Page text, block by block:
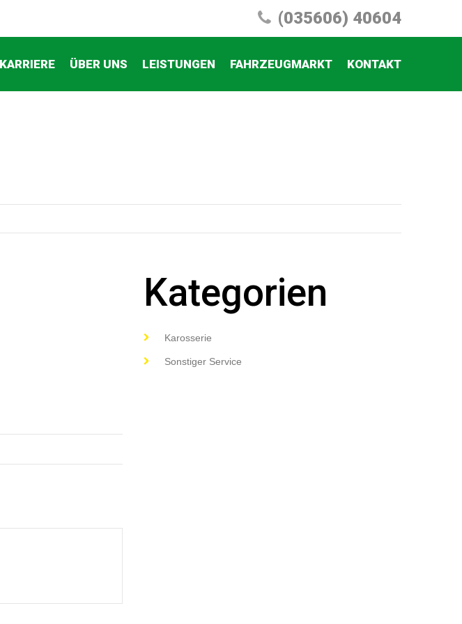
(035606) 40604
KARRIERE ÜBER UNS LEISTUNGEN FAHRZEUGMARKT KONTAKT
Kategorien
Karosserie
Sonstiger Service